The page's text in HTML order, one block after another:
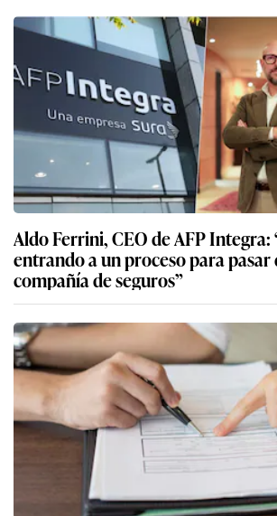
Aldo Ferrini, CEO de AFP Integra:
entrando a un proceso para pasar
compañía de seguros”